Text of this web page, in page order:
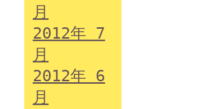
月
2012年 7
月
2012年 6
月